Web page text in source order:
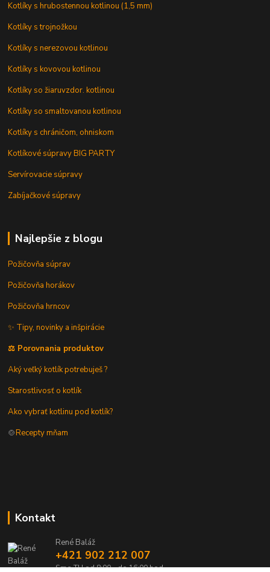
Kotlíky s hrubostennou kotlinou (1,5 mm)
Kotlíky s trojnožkou
Kotlíky s nerezovou kotlinou
Kotlíky s kovovou kotlinou
Kotlíky so žiaruvzdor. kotlinou
Kotlíky so smaltovanou kotlinou
Kotlíky s chráničom, ohniskom
Kotlíkové súpravy BIG PARTY
Servírovacie súpravy
Zabíjačkové súpravy
Najlepšie z blogu
Požičovňa súprav
Požičovňa horákov
Požičovňa hrncov
✨ Tipy, novinky a inšpirácie
⚖️ Porovnania produktov
Aký veľký kotlík potrebuješ ?
Starostlivosť o kotlík
Ako vybrať kotlinu pod kotlík?
🍲Recepty mňam
Kontakt
René Baláž
+421 902 212 007
Sme TU od 8:00 - do 16:00 hod